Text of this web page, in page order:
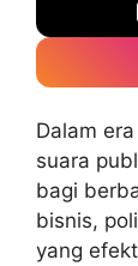
Dalam
suara
bagi
bisnis,
yang